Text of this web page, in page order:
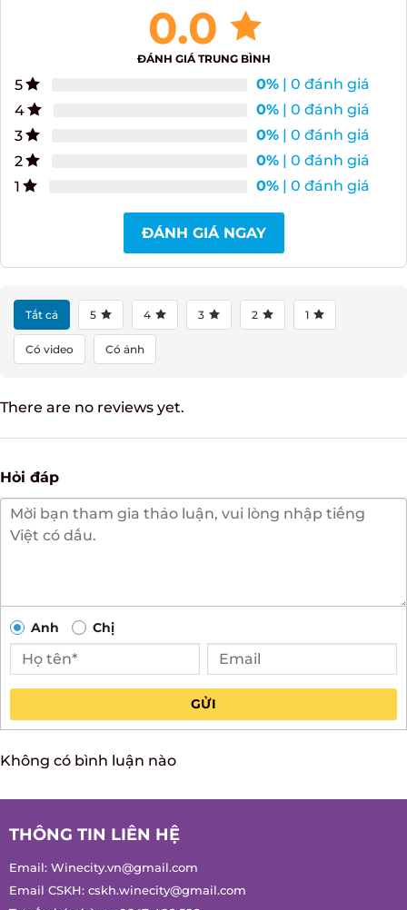
0.0
ĐÁNH GIÁ TRUNG BÌNH
5 0% | 0 đánh giá
4
0% | 0 đánh giá
3
0% | 0 đánh giá
2
0% | 0 đánh giá
1
0% | 0 đánh giá
ĐÁNH GIÁ NGAY
Tất cả 5 4 3 2 1
Có video Có ảnh
There are no reviews yet.
Hỏi đáp
Anh Chị
GỬI
Không có bình luận nào
THÔNG TIN LIÊN HỆ
Email: Winecity.vn@gmail.com
Email CSKH: cskh.winecity@gmail.com